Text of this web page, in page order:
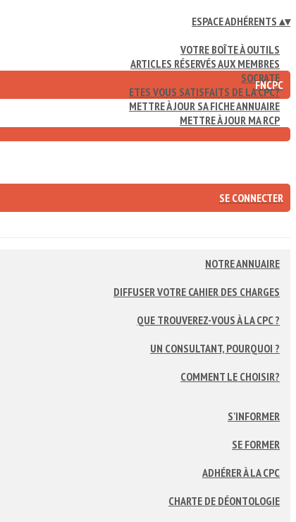
ESPACE ADHÉRENTS ▴▾
VOTRE BOÎTE À OUTILS
ARTICLES RÉSERVÉS AUX MEMBRES
SOCRATE
ETES VOUS SATISFAITS DE LA CPC?
METTRE À JOUR SA FICHE ANNUAIRE
METTRE À JOUR MA RCP
FNCPC
SE CONNECTER
NOTRE ANNUAIRE
DIFFUSER VOTRE CAHIER DES CHARGES
QUE TROUVEREZ-VOUS À LA CPC ?
UN CONSULTANT, POURQUOI ?
COMMENT LE CHOISIR?
S'INFORMER
SE FORMER
ADHÉRER À LA CPC
CHARTE DE DÉONTOLOGIE